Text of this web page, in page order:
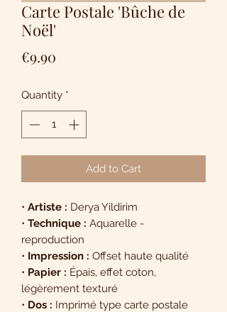
Carte Postale 'Bûche de
Noël'
€9.90
Quantity *
Add to Cart
• Artiste : Derya Yildirim
• Technique : Aquarelle -
reproduction
• Impression : Offset haute qualité
• Papier : Épais, effet coton,
légèrement texturé
• Dos : Imprimé type carte postale